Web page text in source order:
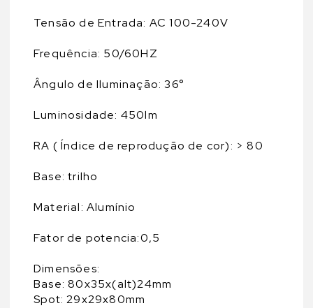
Tensão de Entrada: AC 100-240V
Frequência: 50/60HZ
Ângulo de Iluminação: 36°
Luminosidade: 450lm
RA ( Índice de reprodução de cor): > 80
Base: trilho
Material: Alumínio
Fator de potencia:0,5
Dimensões:
Base: 80x35x(alt)24mm
Spot: 29x29x80mm